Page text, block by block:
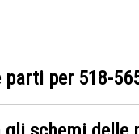
parti per 518-